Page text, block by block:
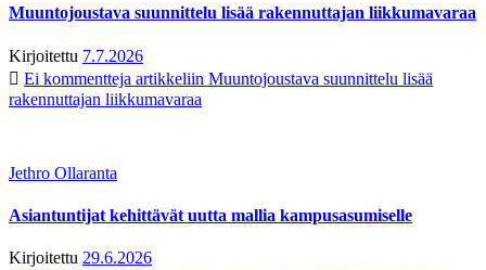
Muuntojoustava suunnittelu lisää rakennuttajan liikkumavaraa
Kirjoitettu 7.7.2026
Ei kommentteja artikkeliin Muuntojoustava suunnittelu lisää
rakennuttajan liikkumavaraa
Jethro Ollaranta
Asiantuntijat kehittävät uutta mallia kampusasumiselle
Kirjoitettu 29.6.2026